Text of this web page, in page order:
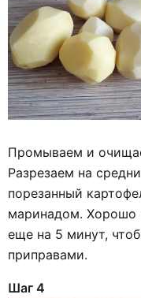
Промываем и
Разрезаем на
порезанный
маринадом. Хорошо
еще на 5 минут,
приправами.
Шаг 4